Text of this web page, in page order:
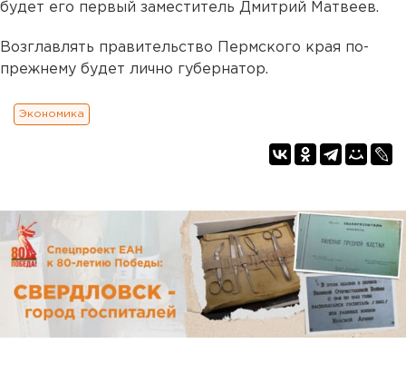
будет его первый заместитель Дмитрий Матвеев.
Возглавлять правительство Пермского края по-
прежнему будет лично губернатор.
Экономика